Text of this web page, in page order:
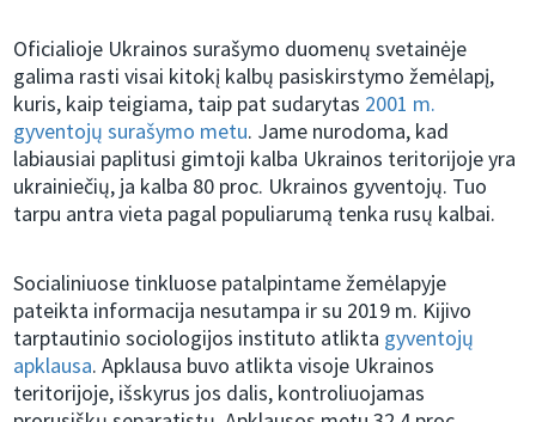
Oficialioje Ukrainos surašymo duomenų svetainėje
galima rasti visai kitokį kalbų pasiskirstymo žemėlapį,
kuris, kaip teigiama, taip pat sudarytas 2001 m.
gyventojų surašymo metu. Jame nurodoma, kad
labiausiai paplitusi gimtoji kalba Ukrainos teritorijoje yra
ukrainiečių, ja kalba 80 proc. Ukrainos gyventojų. Tuo
tarpu antra vieta pagal populiarumą tenka rusų kalbai.
Socialiniuose tinkluose patalpintame žemėlapyje
pateikta informacija nesutampa ir su 2019 m. Kijivo
tarptautinio sociologijos instituto atlikta gyventojų
apklausa. Apklausa buvo atlikta visoje Ukrainos
teritorijoje, išskyrus jos dalis, kontroliuojamas